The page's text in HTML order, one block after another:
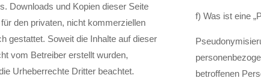
Downloads und Kopien dieser Seite
den privaten, nicht kommerziellen
gestattet. Soweit die Inhalte auf dieser
vom Betreiber erstellt wurden,
Urheberrechte Dritter beachtet.
f) Was ist eine
betroffenen